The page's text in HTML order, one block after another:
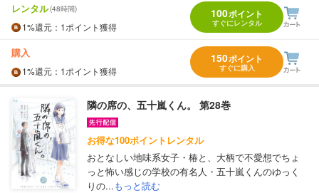
レンタル(48時間)
1%還元 ：1ポイント獲得
100ポイント
すぐにレンタル
購入
1%還元 ：1ポイント獲得
150ポイント
すぐに購入
隣の席の、五十嵐くん。 第28巻
お得な100ポイントレンタル
おとなしい地味系女子・椿と、大柄で不愛想でちょ
っと怖い感じの学校の有名人・五十嵐くんのゆっく
りの...もっと読む